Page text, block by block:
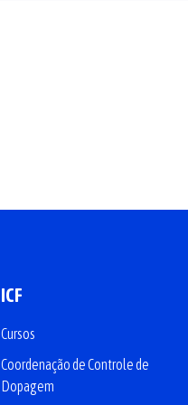
ICF
Cursos
Coordenação de Controle de
Dopagem